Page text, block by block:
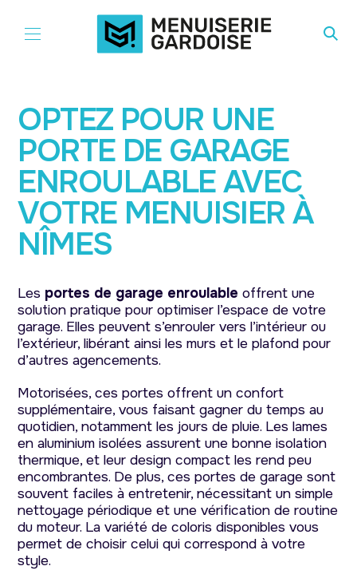
OPTEZ POUR UNE
PORTE DE GARAGE
ENROULABLE AVEC
VOTRE MENUISIER À
NÎMES
Les portes de garage enroulable offrent une
solution pratique pour optimiser l’espace de votre
garage. Elles peuvent s’enrouler vers l’intérieur ou
l’extérieur, libérant ainsi les murs et le plafond pour
d’autres agencements.
Motorisées, ces portes offrent un confort
supplémentaire, vous faisant gagner du temps au
quotidien, notamment les jours de pluie. Les lames
en aluminium isolées assurent une bonne isolation
thermique, et leur design compact les rend peu
encombrantes. De plus, ces portes de garage sont
souvent faciles à entretenir, nécessitant un simple
nettoyage périodique et une vérification de routine
du moteur. La variété de coloris disponibles vous
permet de choisir celui qui correspond à votre
style.